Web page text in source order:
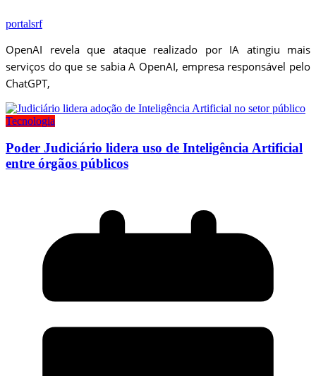
portalsrf
OpenAI revela que ataque realizado por IA atingiu mais
serviços do que se sabia A OpenAI, empresa responsável pelo
ChatGPT,
Tecnologia
Poder Judiciário lidera uso de Inteligência Artificial
entre órgãos públicos